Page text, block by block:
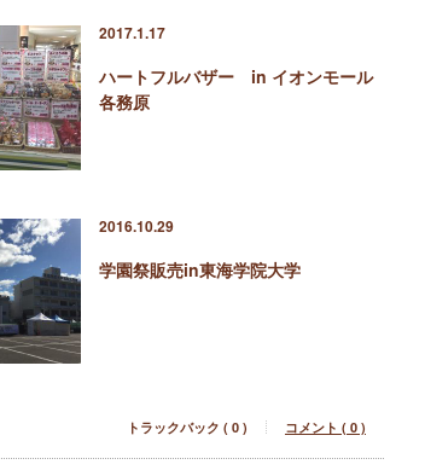
2017.1.17
ハートフルバザー in イオンモール
各務原
2016.10.29
学園祭販売in東海学院大学
トラックバック ( 0 ) コメント ( 0 )